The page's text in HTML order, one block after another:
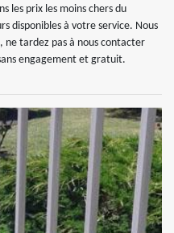
les prix les moins chers du
disponibles à votre service. Nous
ne tardez pas à nous contacter
engagement et gratuit.